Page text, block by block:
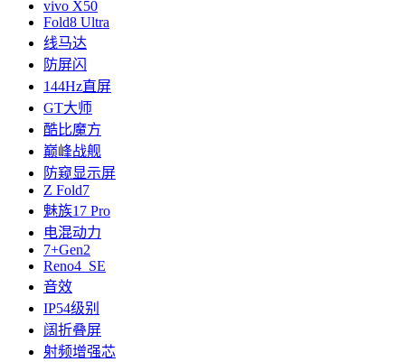
vivo X50
Fold8 Ultra
线马达
防屏闪
144Hz直屏
GT大师
酷比魔方
巅峰战舰
防窥显示屏
Z Fold7
魅族17 Pro
电混动力
7+Gen2
Reno4 SE
音效
IP54级别
阔折叠屏
射频增强芯